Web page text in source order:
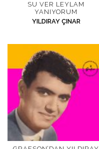
SU VER LEYLAM
YANIYORUM
YILDIRAY ÇINAR